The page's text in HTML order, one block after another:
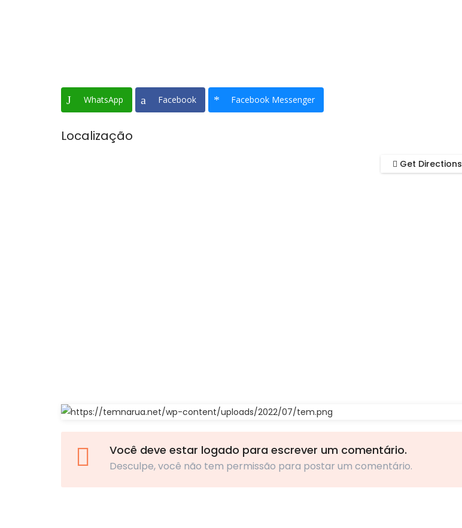
WhatsApp Facebook Facebook Messenger
Localização
Get Directions
Você deve estar logado para escrever um comentário.
Desculpe, você não tem permissão para postar um comentário.